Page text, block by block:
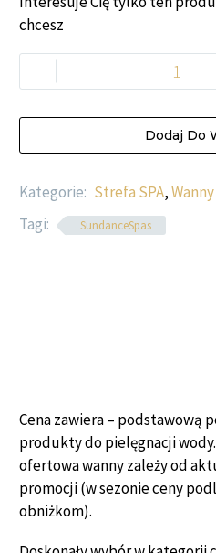
chcesz
Dodaj Do
Kategorie: Strefa SPA,
Tagi:
SundanceSpas
Cena zawiera – podstawową
produkty do pielęgnacji wody.
ofertowa wanny zależy od
promocji (w sezonie ceny
obniżkom).